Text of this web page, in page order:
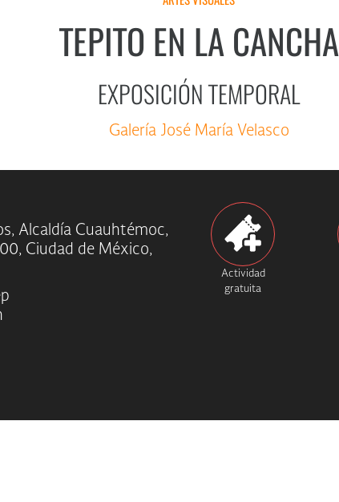
TEPITO EN LA CANCHA
EXPOSICIÓN TEMPORAL
Galería José María Velasco
Alcaldía Cuauhtémoc,
Ciudad de México,
Actividad
gratuita